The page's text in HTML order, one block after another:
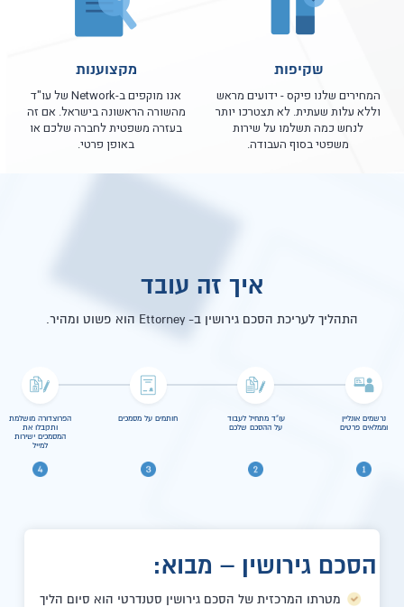
שקיפות
המחירים שלנו פיקס - ידועים מראש
וללא עלות שעתית. לא תצטרכו יותר
לנחש כמה תשלמו על שירות
משפטי בסוף העבודה.
מקצוענות
אנו מוקפים ב-Network של עו"ד
מהשורה הראשונה בישראל. אם זה
בעזרה משפטית לחברה שלכם או
באופן פרטי.
איך זה עובד
התהליך לעריכת הסכם גירושין ב- Ettorney הוא פשוט ומהיר.
נרשמים אונליין
וממלאים פרטים
עו"ד מתחיל לעבוד
על ההסכם שלכם
חותמים על מסמכים
הפרוצדורה מושלמת
ותקבלו את
המסמכים ישירות
למייל
הסכם גירושין – מבוא:
מטרתו המרכזית של הסכם גירושין סטנדרטי הוא סיום הליך